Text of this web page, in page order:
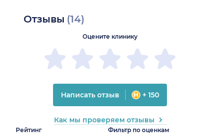
Отзывы (14)
Рейтинг Фильтр по оценкам
Оцените клинику
Написать отзыв + 150
Как мы проверяем отзывы